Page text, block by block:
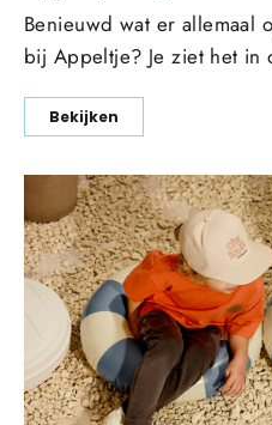
Benieuwd wat er allemaal
bij Appeltje? Je ziet het in
Bekijken